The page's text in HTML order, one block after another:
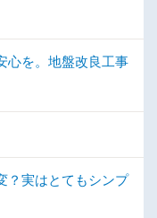
心を。地盤改良工事
？実はとてもシンプ